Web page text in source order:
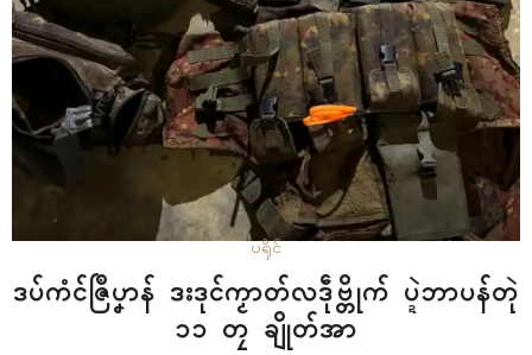
ပရိုၚ်
ဒပ်ကံၚ်ဇြဳပၞာန် ဒးဒုၚ်ကၟာတ်လဒဵုဗ္တိုက် ပ္ဍဲဘာပန်တုဲ
၁၁ တၠ ချိုတ်အာ